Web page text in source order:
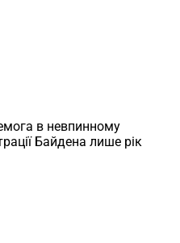
в невпинному
Байдена лише рік